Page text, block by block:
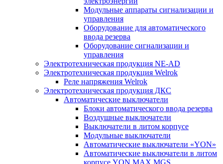
Модульные аппараты сигнализации и
управления
Оборудование для автоматического
ввода резерва
Оборудование сигнализации и
управления
Электротехническая продукция NE-AD
Электротехническая продукция Welrok
Реле напряжения Welrok
Электротехническая продукция ДКС
Автоматические выключатели
Блоки автоматического ввода резерва
Воздушные выключатели
Выключатели в литом корпусе
Модульные выключатели
Автоматические выключатели «YON»
Автоматические выключатели в литом
корпусе YON MAX MGS